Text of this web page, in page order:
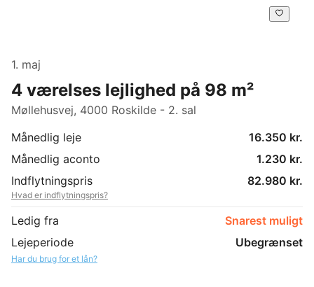
1. maj
4 værelses lejlighed på 98 m²
Møllehusvej, 4000 Roskilde - 2. sal
Månedlig leje
16.350 kr.
Månedlig aconto
1.230 kr.
Indflytningspris
82.980 kr.
Hvad er indflytningspris?
Ledig fra
Snarest muligt
Lejeperiode
Ubegrænset
Har du brug for et lån?